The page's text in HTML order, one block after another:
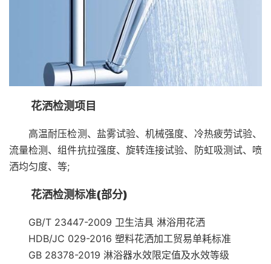
花洒检测项目
高温耐压检测、盐雾试验、机械强度、冷热疲劳试验、
流量检测、组件抗拉强度、旋转连接试验、防虹吸测试、喷
洒均匀度、等;
花洒检测标准(部分)
GB/T 23447-2009 卫生洁具 淋浴用花洒
HDB/JC 029-2016 塑料花洒加工贸易单耗标准
GB 28378-2019 淋浴器水效限定值及水效等级